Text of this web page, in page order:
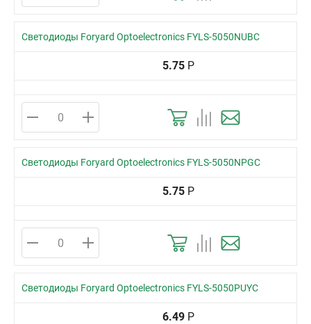
Светодиоды Foryard Optoelectronics FYLS-5050NUBC
5.75 Р
Светодиоды Foryard Optoelectronics FYLS-5050NPGC
5.75 Р
Светодиоды Foryard Optoelectronics FYLS-5050PUYC
6.49 Р